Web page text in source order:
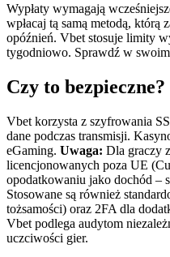
Wypłaty wymagają
wpłacaj tą samą metodą, którą
opóźnień. Vbet stosuje limity
tygodniowo. Sprawdź w
Czy to bezpieczne?
Vbet korzysta z szyfrowania
dane podczas transmisji.
eGaming. Uwaga: Dla graczy
licencjonowanych poza UE
opodatkowaniu jako dochód –
Stosowane są również
tożsamości) oraz 2FA dla
Vbet podlega audytom
uczciwości gier.